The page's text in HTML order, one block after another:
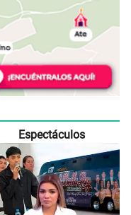
Espectáculos